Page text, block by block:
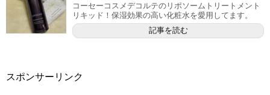
コーセーコスメデコルテのリポソームトリートメント
リキッド！保湿効果の高い化粧水を愛用してます。
記事を読む
スポンサーリンク